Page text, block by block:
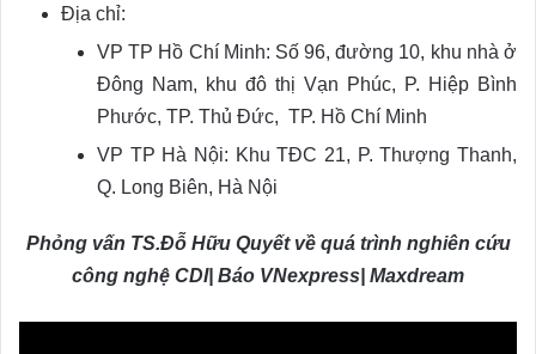
Địa chỉ:
VP TP Hồ Chí Minh: Số 96, đường 10, khu nhà ở
Đông Nam, khu đô thị Vạn Phúc, P. Hiệp Bình
Phước, TP. Thủ Đức, TP. Hồ Chí Minh
VP TP Hà Nội: Khu TĐC 21, P. Thượng Thanh,
Q. Long Biên, Hà Nội
Phỏng vấn TS.Đỗ Hữu Quyết về quá trình nghiên cứu
công nghệ CDI| Báo VNexpress| Maxdream